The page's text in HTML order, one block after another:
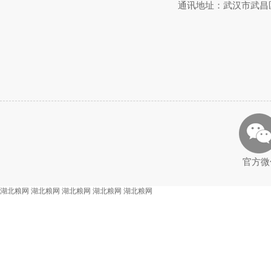
通讯地址：武汉市武
官方
湖北粮网 湖北粮网 湖北粮网 湖北粮网 湖北粮网